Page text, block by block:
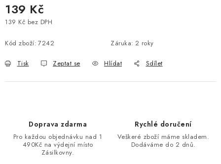
139 Kč
139 Kč bez DPH
Kód zboží: 7242 Záruka: 2 roky
Tisk Zeptat se Hlídat Sdílet
Doprava zdarma
Pro každou objednávku nad 1
490Kč na výdejní místo
Zásilkovny.
Rychlé doručení
Veškeré zboží máme skladem.
Dodáváme do 2 dnů.